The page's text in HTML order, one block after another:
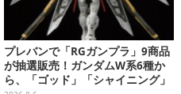
プレバンで「RGガンプラ」9商品
が抽選販売！ガンダムW系6種か
ら、「ゴッド」「シャイニング」